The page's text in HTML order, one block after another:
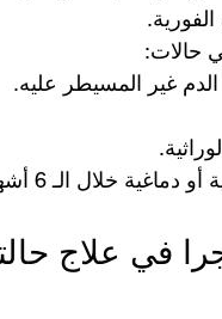
حالات:
غير المسيطر عليه.
خلال الـ 6 أشهر الماضية.
في علاج